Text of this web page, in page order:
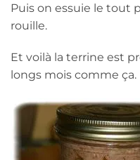
Puis on essuie le tout
rouille.
Et voilà la terrine est
longs mois comme ça.